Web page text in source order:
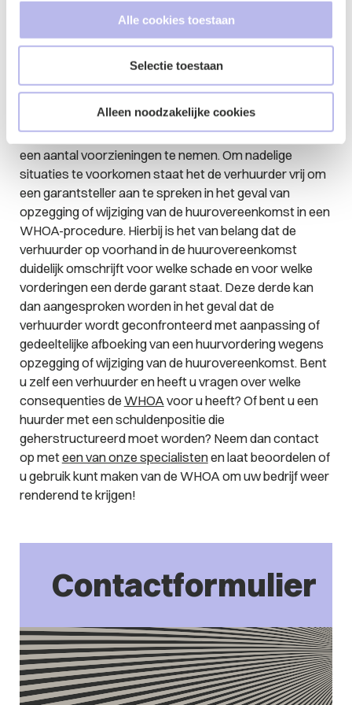
Alle cookies toestaan
Selectie toestaan
Alleen noodzakelijke cookies
WHOA ook consequenties voor verhuurders,
aangezien zij tijdens een WHOA-procedure te maken
kunnen krijgen met aanpassing, wijziging of gedeeltelijke
afboeking van een huurvordering. De mogelijkheden om
Wel bestaat er voor verhuurders de mogelijkheid om
zich te verzetten tegen goedkeuring van het akkoord
zelf en kan een verhuurder de rechtbank verzoeken om
een aantal voorzieningen te nemen. Om nadelige
situaties te voorkomen staat het de verhuurder vrij om
een garantsteller aan te spreken in het geval van
opzegging of wijziging van de huurovereenkomst in een
WHOA-procedure. Hierbij is het van belang dat de
verhuurder op voorhand in de huurovereenkomst
duidelijk omschrijft voor welke schade en voor welke
vorderingen een derde garant staat. Deze derde kan
dan aangesproken worden in het geval dat de
verhuurder wordt geconfronteerd met aanpassing of
gedeeltelijke afboeking van een huurvordering wegens
opzegging of wijziging van de huurovereenkomst. Bent
u zelf een verhuurder en heeft u vragen over welke
consequenties de WHOA voor u heeft? Of bent u een
huurder met een schuldenpositie die
geherstructureerd moet worden? Neem dan contact
op meteen van onze specialistenen laat beoordelen of
u gebruik kunt maken van de WHOA om uw bedrijf weer
renderend te krijgen!
Contactformulier